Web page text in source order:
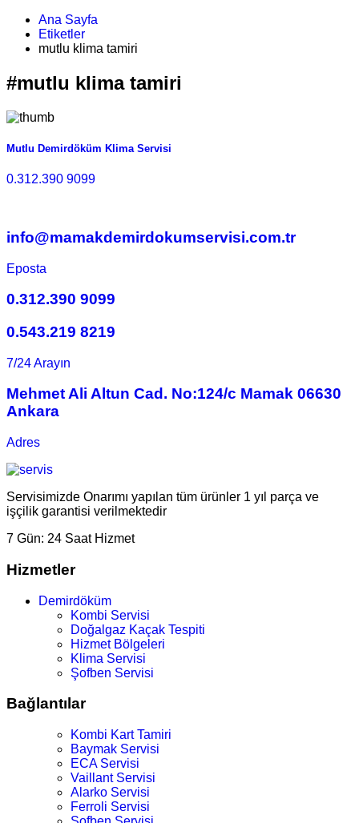
Ana Sayfa
Etiketler
mutlu klima tamiri
#mutlu klima tamiri
Mutlu Demirdöküm Klima Servisi
0.312.390 9099
info@mamakdemirdokumservisi.com.tr
Eposta
0.312.390 9099
0.543.219 8219
7/24 Arayın
Mehmet Ali Altun Cad. No:124/c Mamak 06630
Ankara
Adres
Servisimizde Onarımı yapılan tüm ürünler 1 yıl parça ve
işçilik garantisi verilmektedir
7 Gün: 24 Saat Hizmet
Hizmetler
Demirdöküm
Kombi Servisi
Doğalgaz Kaçak Tespiti
Hizmet Bölgeleri
Klima Servisi
Şofben Servisi
Bağlantılar
Kombi Kart Tamiri
Baymak Servisi
ECA Servisi
Vaillant Servisi
Alarko Servisi
Ferroli Servisi